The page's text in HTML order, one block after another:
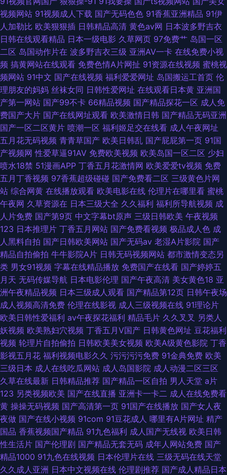
视频网站 91视频成人下载 国产无码色色 91香蕉亚洲精品 91伊
人加勒比 欧美狠狠插 日韩精品高清 黄色av网 日本波多野吉衣
日韩在线观看精品 日本一级电影 久草网页 97免费艹 岛国一区
二区 岛国动作片在 波多野吉衣三级 亚洲AV一卡 在线免费小视
频 搞黄网站在线观看 免费色情A片网扯 91资源在线视频 蜜桃视
频网站 91中文 国产在线视频 福利爱爱网址 岛国搬运工首页 伦
理朋友的妈妈 丝袜女同 日韩性爱网址 在线观看日本黄 亚洲国
产第一网站 国产99不卡 66精品视频 国产精品探花一区 成人免
费国产大片 国产在线网址观看 欧美激情日韩 国产精品无码亚洲
国产一区二区黄片 喷潮一区 福利姬足交在线看 成人午夜网址
五月花无码视频 青青草国产 欧美日韩乱 国产屁屁第一页 91国
产视频网 性爱草逼91AV 免费欧美视频 欧美岛国一区二区 少妇
喷水18禁 51漫画APP 丁香五月花激情网 欧美爱爱tv视频 免费
五月丁香视频 97香蕉超级碰碰 国产免费看二区 三级黄色片网
站 综合网黄 在线播放观看 欧美电影在线 伦理片在哪里看 蜜桃
午夜网 久草资源在 日本三级大全 久久福利 福利所导航视频 成
人片免费 国产第9页 中文字幕bt原声 三级日韩欧美 午夜视频
123 日本推理片 丁香五月网站 国产免费看视频 极品成人色 成
人黑料自拍 国产日韩欧美网站 国产无码av 老湿A片影院 国产
精品自拍偷拍 牛牛影院A片 日韩无码视频网站 都市激情变态另
类 男女91视频 字幕在线精品播放 免费国产在线看 国产婷婷五
月天 无码传媒导航 日本电影伦理 国产午夜高清 美女黄色18 亚
洲午夜精品视频 日本三级成人观看 国产精品第12页 日韩午夜场
成人视频高清免费 伦理在线影视 成人三级视频在线 91理论片
欧美日韩性爱福利 av午夜探花福利 精品毛片 久久叉叉 另类人
妖视频 欧美熟妇穴视频 丁香五月V国产 日韩黄色网址 豆花福利
视频 轮理片自拍偷拍 日韩欧美美女视频 欧美A级黄色影院 丁香
影视五月花 福利视频电影久久 污污污污免费 91金典免费 欧美
三级日本 成人在线吃瓜网站 成人岛国影院 成人动漫二区三区
久草在线最新 日韩精品推荐 国产精品一区自拍 男人天堂 a片
123 另类视频欧美 国产在线直播 亚洲卡一卡二 成人在线免费看
黄 操操无码视频 国产高清第一页 91国产在线播放 国产女人夜
夜做 国产在线小视频 91com 91豆花成人 哪里有A片网址 精产
国品 香蕉视频国产精品 91九色福利 成人国产无线视 欧美日韩
性生活片 国产伦理剧 国产精品无套无码 成年人网站免费 国产
精品1000 91九色在线视频 日本伦理片在线 三级无码在线天堂
久久成人亚洲 日本中文视频在线 伦理剧推荐 国产成人精品日本